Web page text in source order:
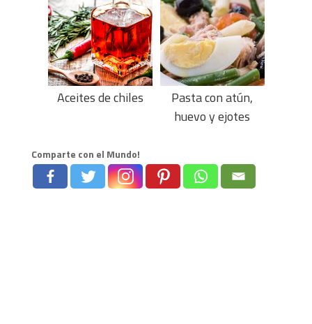
Aceites de chiles
Pasta con atún,
huevo y ejotes
Comparte con el Mundo!